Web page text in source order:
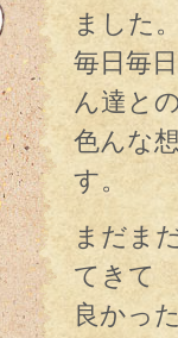
ました
毎日毎
ん達と
色んな
す。
まだま
てきて
良かっ